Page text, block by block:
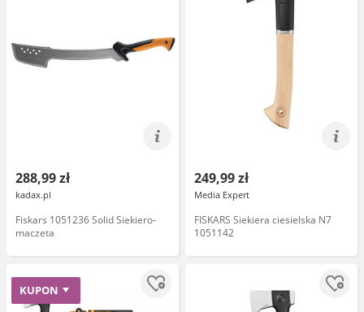
288,99 zł
kadax.pl
Fiskars 1051236 Solid Siekiero-
maczeta
249,99 zł
Media Expert
FISKARS Siekiera ciesielska N7
1051142
KUPON